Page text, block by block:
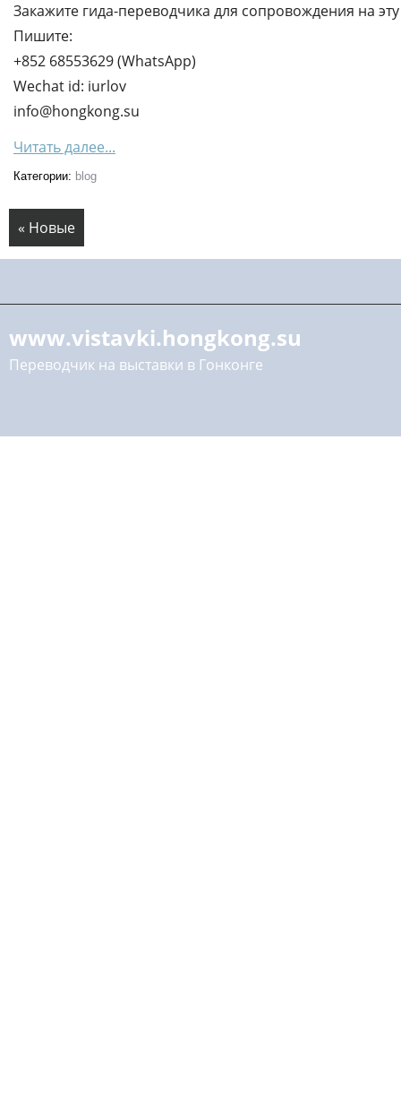
Закажите гида-переводчика для сопровождения на эту
Пишите:
+852 68553629 (WhatsApp)
Wechat id: iurlov
info@hongkong.su
Читать далее...
Категории: blog
« Новые
www.vistavki.hongkong.su
Переводчик на выставки в Гонконге